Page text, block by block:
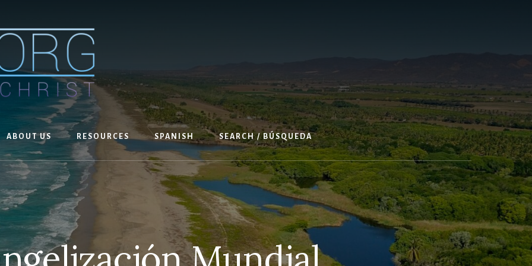
ABOUT US RESOURCES SPANISH SEARCH / BÚSQUEDA